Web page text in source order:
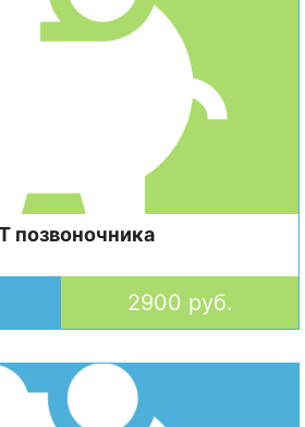
позвоночника
2900 руб.